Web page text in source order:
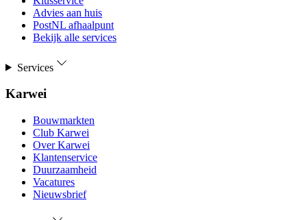
Advies aan huis
PostNL afhaalpunt
Bekijk alle services
Services
Karwei
Bouwmarkten
Club Karwei
Over Karwei
Klantenservice
Duurzaamheid
Vacatures
Nieuwsbrief